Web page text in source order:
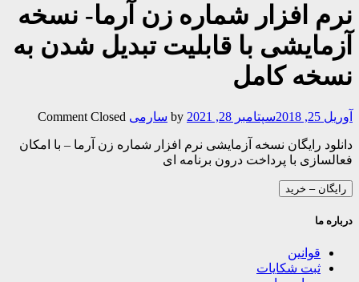
نرم افزار شماره زن آرما- نسخه
آزمایشی با قابلیت تبدیل شدن به
نسخه کامل
آوریل 25, 2018 سپتامبر 28, 2021 سارمی
دانلود رایگان نسخه آزمایشی نرم افزار شماره زن آرما – با امکان
فعالسازی با پرداخت درون برنامه ای
رایگان – خرید
درباره ما
قوانین
ثبت شکایات